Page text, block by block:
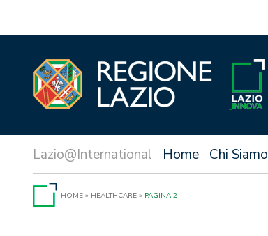
Home Chi Siamo
HOME » HEALTHCARE » PAGINA 2